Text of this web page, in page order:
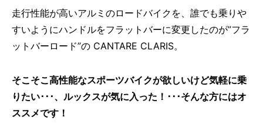
走行性能が高いアルミのロードバイクを、誰でも乗りや
すいようにハンドルをフラットバーに変更したのが”フラ
ットバーロード”の CANTARE CLARIS。
そこそこ高性能なスポーツバイクが欲しいけど気軽に乗
りたい･･･、ルックスが気に入った！･･･そんな方にはオ
ススメです！